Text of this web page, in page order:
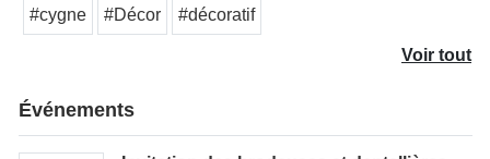
#cygne #Décor #décoratif
Voir tout
Événements